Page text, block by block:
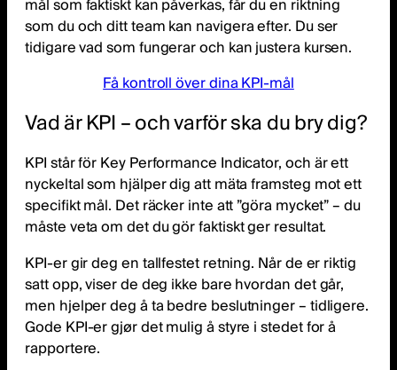
mål som faktiskt kan påverkas, får du en riktning
som du och ditt team kan navigera efter. Du ser
tidigare vad som fungerar och kan justera kursen.
Få kontroll över dina KPI-mål
Vad är KPI – och varför ska du bry dig?
KPI står för Key Performance Indicator, och är ett
nyckeltal som hjälper dig att mäta framsteg mot ett
specifikt mål. Det räcker inte att ”göra mycket” – du
måste veta om det du gör faktiskt ger resultat.
KPI-er gir deg en tallfestet retning. Når de er riktig
satt opp, viser de deg ikke bare hvordan det går,
men hjelper deg å ta bedre beslutninger – tidligere.
Gode KPI-er gjør det mulig å styre i stedet for å
rapportere.